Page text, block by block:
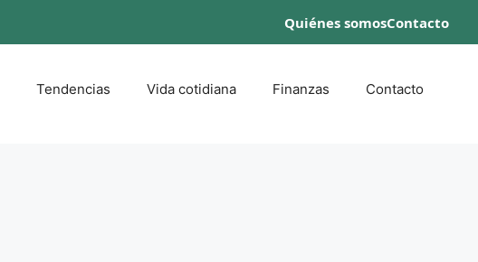
Quiénes somosContacto
Tendencias Vida cotidiana Finanzas Contacto